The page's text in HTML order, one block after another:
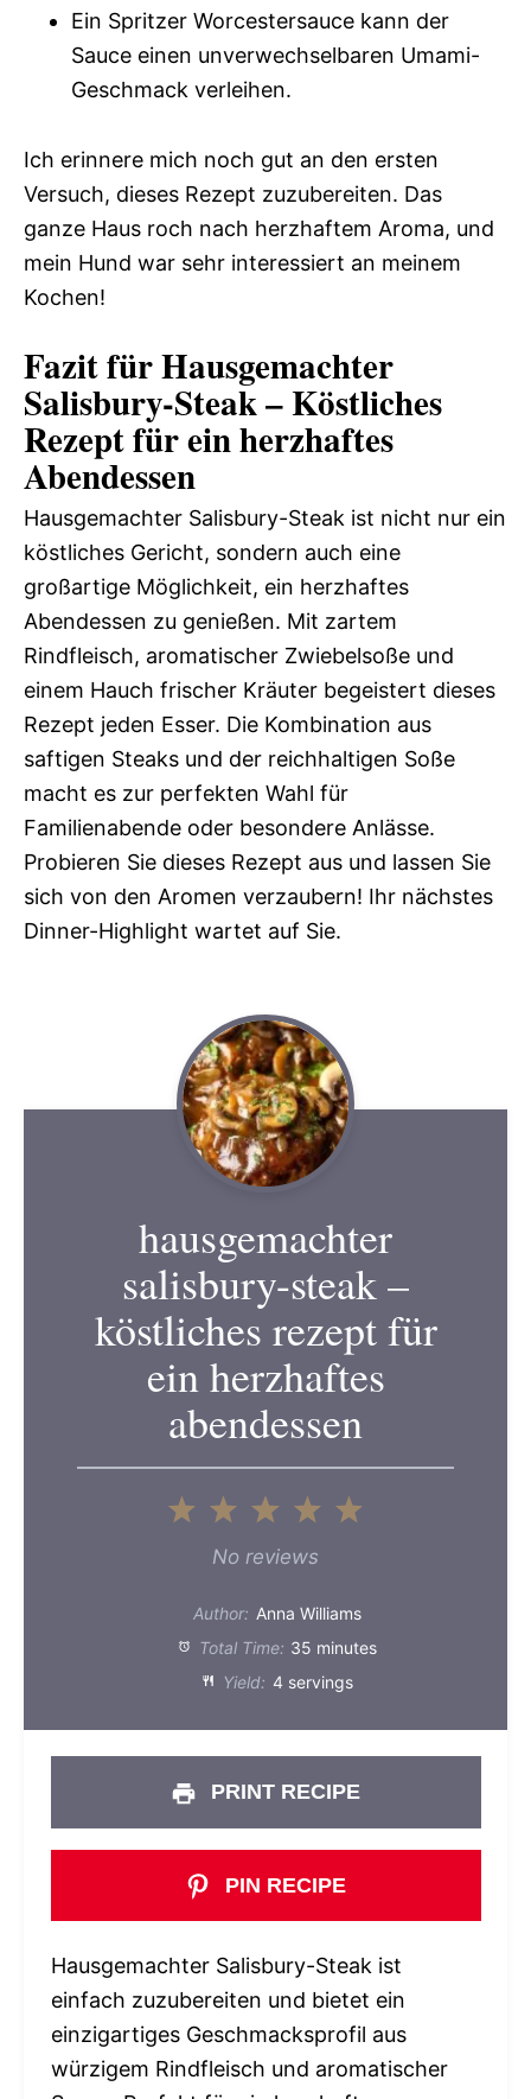
Ein Spritzer Worcestersauce kann der
Sauce einen unverwechselbaren Umami-
Geschmack verleihen.
Ich erinnere mich noch gut an den ersten
Versuch, dieses Rezept zuzubereiten. Das
ganze Haus roch nach herzhaftem Aroma, und
mein Hund war sehr interessiert an meinem
Kochen!
Fazit für Hausgemachter
Salisbury-Steak – Köstliches
Rezept für ein herzhaftes
Abendessen
Hausgemachter Salisbury-Steak ist nicht nur ein
köstliches Gericht, sondern auch eine
großartige Möglichkeit, ein herzhaftes
Abendessen zu genießen. Mit zartem
Rindfleisch, aromatischer Zwiebelsoße und
einem Hauch frischer Kräuter begeistert dieses
Rezept jeden Esser. Die Kombination aus
saftigen Steaks und der reichhaltigen Soße
macht es zur perfekten Wahl für
Familienabende oder besondere Anlässe.
Probieren Sie dieses Rezept aus und lassen Sie
sich von den Aromen verzaubern! Ihr nächstes
Dinner-Highlight wartet auf Sie.
hausgemachter
salisbury-steak –
köstliches rezept für
ein herzhaftes
abendessen
5
4
3
Stars
2
Stars
1
Star
No reviews
Author: Anna Williams
Total Time: 35 minutes
Yield: 4 servings
PRINT RECIPE
PIN RECIPE
Hausgemachter Salisbury-Steak ist
einfach zuzubereiten und bietet ein
einzigartiges Geschmacksprofil aus
würzigem Rindfleisch und aromatischer